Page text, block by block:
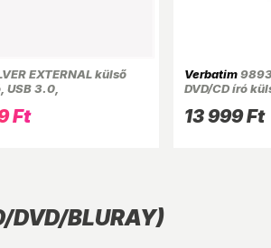
EXTERNAL külső
USB 3.0,
ezüst
Ft
Verbatim
DVD/CD író
13 999 Ft
DVD/BLURAY)